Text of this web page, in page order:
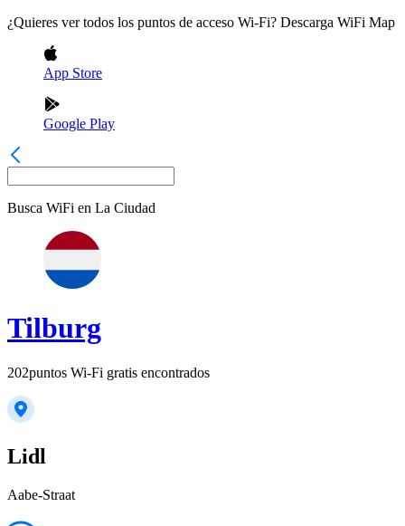
¿Quieres ver todos los puntos de acceso Wi-Fi? Descarga WiFi Map
App Store
Google Play
Busca WiFi en La Ciudad
Tilburg
202puntos Wi-Fi gratis encontrados
Lidl
Aabe-Straat